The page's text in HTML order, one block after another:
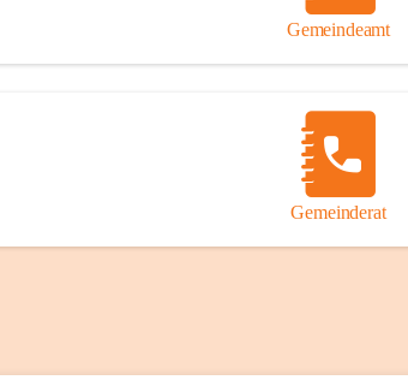
Gemeindeamt
Gemeinderat